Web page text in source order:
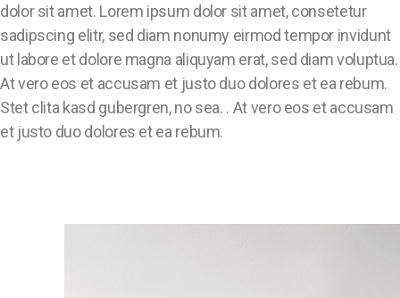
dolor sit amet. Lorem ipsum dolor sit amet, consetetur
sadipscing elitr, sed diam nonumy eirmod tempor invidunt
ut labore et dolore magna aliquyam erat, sed diam voluptua.
At vero eos et accusam et justo duo dolores et ea rebum.
Stet clita kasd gubergren, no sea. . At vero eos et accusam
et justo duo dolores et ea rebum.